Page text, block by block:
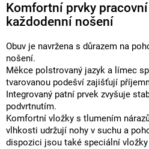
Komfortní prvky
každodenní nošení
Obuv je navržena s důrazem na
nošení.
Měkce polstrovaný jazyk a límec
tvarovanou podešví zajišťují
Integrovaný patní prvek zvyšuje
podvrtnutím.
Komfortní vložky s tlumením
vlhkosti udržují nohy v suchu a
dispozici jsou také speciální